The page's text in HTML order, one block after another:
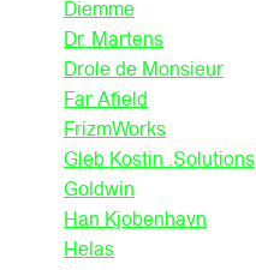
Diemme
Dr. Martens
Drole de Monsieur
Far Afield
FrizmWorks
Gleb Kostin .Solutions
Goldwin
Han Kjobenhavn
Helas